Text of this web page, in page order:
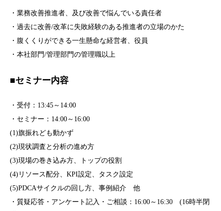
・業務改善推進者、及び改善で悩んでいる責任者
・過去に改善/改革に失敗経験のある推進者の立場のかた
・腹くくりができる一生懸命な経営者、役員
・本社部門/管理部門の管理職以上
■セミナー内容
・受付：13:45～14:00
・セミナー：14:00～16:00
(1)旗振れども動かず
(2)現状調査と分析の進め方
(3)現場の巻き込み方、トップの役割
(4)リソース配分、KPI設定、タスク設定
(5)PDCAサイクルの回し方、事例紹介 他
・質疑応答・アンケート記入・ご相談：16:00～16:30 (16時半閉